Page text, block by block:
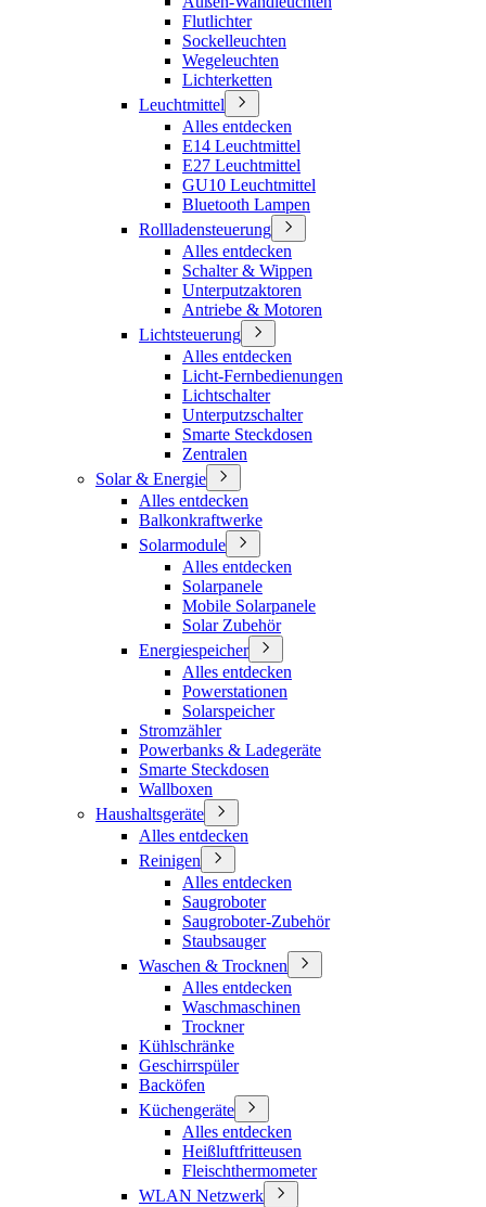
Flutlichter
Sockelleuchten
Wegeleuchten
Lichterketten
Leuchtmittel
Alles entdecken
E14 Leuchtmittel
E27 Leuchtmittel
GU10 Leuchtmittel
Bluetooth Lampen
Rollladensteuerung
Alles entdecken
Schalter & Wippen
Unterputzaktoren
Antriebe & Motoren
Lichtsteuerung
Alles entdecken
Licht-Fernbedienungen
Lichtschalter
Unterputzschalter
Smarte Steckdosen
Zentralen
Solar & Energie
Alles entdecken
Balkonkraftwerke
Solarmodule
Alles entdecken
Solarpanele
Mobile Solarpanele
Solar Zubehör
Energiespeicher
Alles entdecken
Powerstationen
Solarspeicher
Stromzähler
Powerbanks & Ladegeräte
Smarte Steckdosen
Wallboxen
Haushaltsgeräte
Alles entdecken
Reinigen
Alles entdecken
Saugroboter
Saugroboter-Zubehör
Staubsauger
Waschen & Trocknen
Alles entdecken
Waschmaschinen
Trockner
Kühlschränke
Geschirrspüler
Backöfen
Küchengeräte
Alles entdecken
Heißluftfritteusen
Fleischthermometer
WLAN Netzwerk